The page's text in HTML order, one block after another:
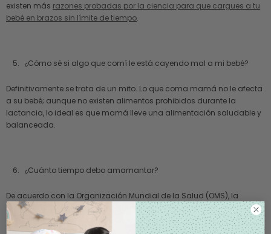
existen más razones probadas por la ciencia para que cargues a tu
bebé en brazos sin límite de tiempo.
¿Cómo sé si algo que comí le está cayendo mal a mi bebé?
Definitivamente se trata de un mito. Lo que coma mamá no le afecta
a su bebé; aunque no existen alimentos prohibidos durante la
lactancia, lo ideal es que mamá lleve una alimentación saludable y
balanceada.
¿Cuánto tiempo debo amamantar?
De acuerdo con la Organización Mundial de la Salud (OMS), la
lactancia materna exclusiva durante seis meses, y después como
complemento hasta los dos años de edad. Sin embargo, después